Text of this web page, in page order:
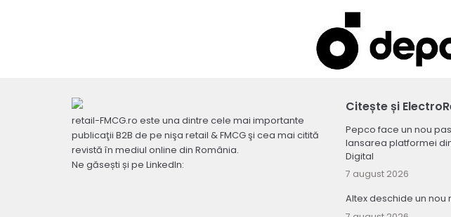
retail-FMCG.ro este una dintre cele mai importante
publicaţii B2B de pe nişa retail & FMCG şi cea mai citită
revistă în mediul online din România.
Ne găsești și pe LinkedIn:
Citește și
Pepco face un nou
lansarea platformei
Digital
7 august 2026
Altex deschide un nou